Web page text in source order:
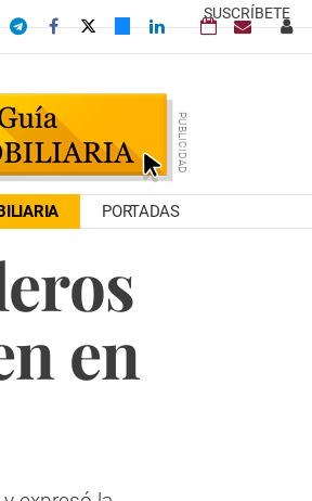
SUSCRÍBETE
PORTADAS
en